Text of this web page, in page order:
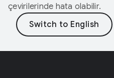
çevirilerinde hata olabilir.